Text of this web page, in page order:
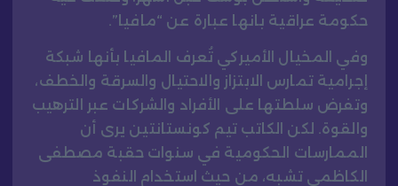
حكومة عراقية بانها عبارة عن “مافيا”.
وفي المخيال الأميركي تُعرف المافيا بأنها شبكة
إجرامية تمارس الابتزاز والاحتيال والسرقة والخطف،
وتفرض سلطتها على الأفراد والشركات عبر الترهيب
والقوة. لكن الكاتب تيم كونستانتين يرى أن
الممارسات الحكومية في سنوات حقبة مصطفى
الكاظمي تشبه، من حيث استخدام النفوذ